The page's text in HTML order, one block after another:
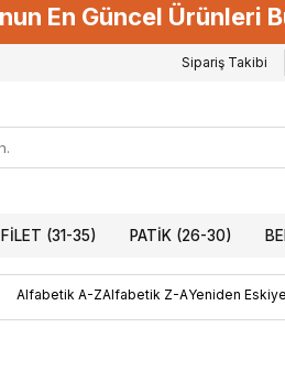
En Güncel Ürünleri
Sipariş Takibi
FILET (31-35) PATIK (26-30)
Alfabetik A-ZAlfabetik Z-AYeniden Eskiye